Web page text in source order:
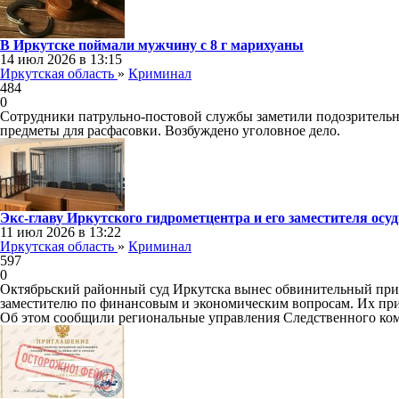
В Иркутске поймали мужчину с 8 г марихуаны
14 июл 2026 в 13:15
Иркутская область » Криминал
484
0
Сотрудники патрульно-постовой службы заметили
предметы для расфасовки. Возбуждено уголовное дело.
Экс-главу Иркутского гидрометцентра и его заместителя
11 июл 2026 в 13:22
Иркутская область » Криминал
597
0
Октябрьский районный суд Иркутска вынес обвинительный
заместителю по финансовым и экономическим вопросам. Их
Об этом сообщили региональные управления Следственного